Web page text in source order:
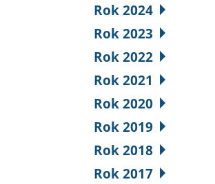
Rok 2024
Rok 2023
Rok 2022
Rok 2021
Rok 2020
Rok 2019
Rok 2018
Rok 2017